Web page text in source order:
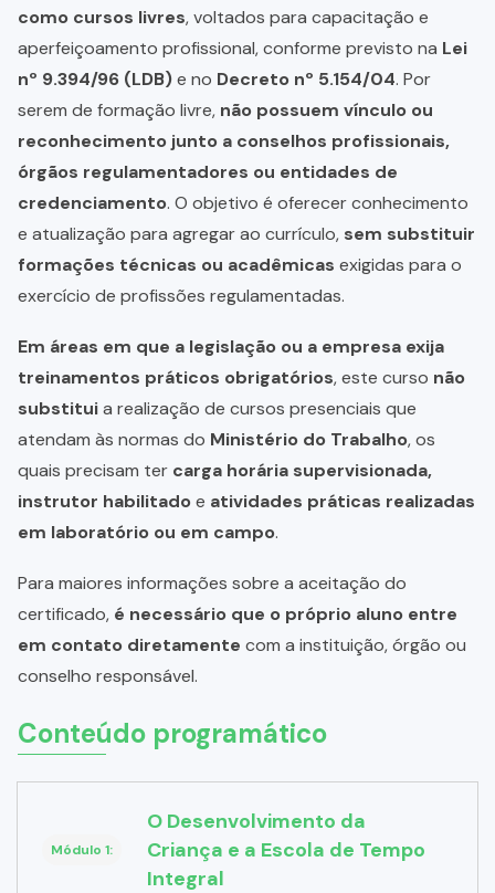
como cursos livres, voltados para capacitação e
aperfeiçoamento profissional, conforme previsto na Lei
nº 9.394/96 (LDB)e no Decreto nº 5.154/04. Por
serem de formação livre, não possuem vínculo ou
reconhecimento junto a conselhos profissionais,
órgãos regulamentadores ou entidades de
credenciamento. O objetivo é oferecer conhecimento
e atualização para agregar ao currículo, sem substituir
formações técnicas ou acadêmicas exigidas para o
exercício de profissões regulamentadas.
Em áreas em que a legislação ou a empresa exija
treinamentos práticos obrigatórios, este curso não
substituia realização de cursos presenciais que
atendam às normas do Ministério do Trabalho, os
quais precisam ter carga horária supervisionada,
instrutor habilitadoe atividades práticas realizadas
em laboratório ou em campo.
Para maiores informações sobre a aceitação do
certificado, é necessário que o próprio aluno entre
em contato diretamente com a instituição, órgão ou
conselho responsável.
Conteúdo programático
Módulo 1:
O Desenvolvimento da
Criança e a Escola de Tempo
Integral